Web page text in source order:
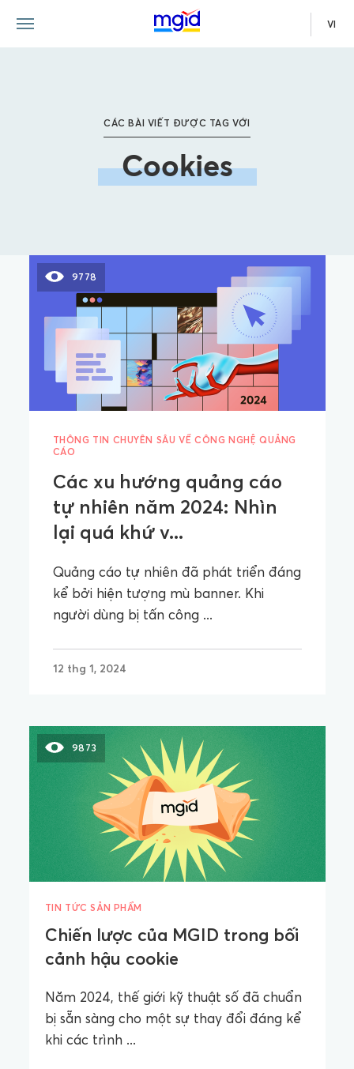
VI
CÁC BÀI VIẾT ĐƯỢC TAG VỚI
Cookies
9778
THÔNG TIN CHUYÊN SÂU VỀ CÔNG NGHỆ QUẢNG
CÁO
Các xu hướng quảng cáo
tự nhiên năm 2024: Nhìn
lại quá khứ v...
Quảng cáo tự nhiên đã phát triển đáng
kể bởi hiện tượng mù banner. Khi
người dùng bị tấn công ...
12 thg 1, 2024
9873
TIN TỨC SẢN PHẨM
Chiến lược của MGID trong bối
cảnh hậu cookie
Năm 2024, thế giới kỹ thuật số đã chuẩn
bị sẵn sàng cho một sự thay đổi đáng kể
khi các trình ...